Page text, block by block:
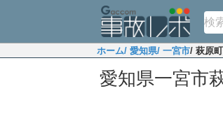
ホーム/ 愛知県/ 一宮市/ 萩原
愛知県一宮市